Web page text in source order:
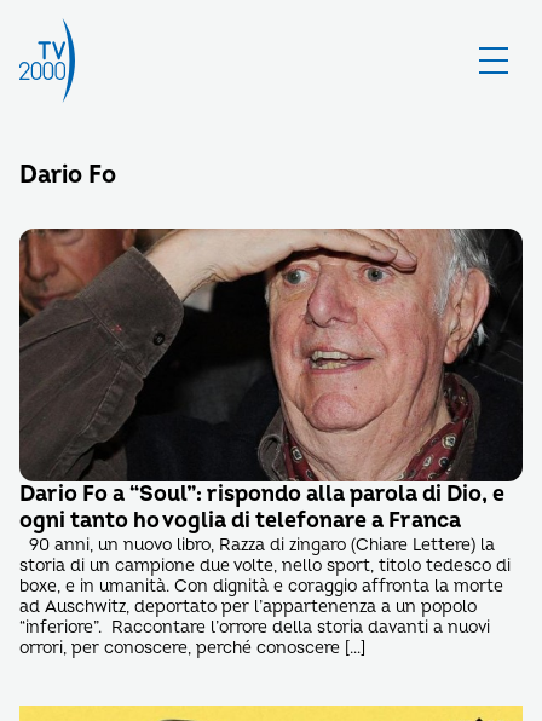
Dario Fo
Dario Fo a “Soul”: rispondo alla parola di Dio, e
ogni tanto ho voglia di telefonare a Franca
90 anni, un nuovo libro, Razza di zingaro (Chiare Lettere) la
storia di un campione due volte, nello sport, titolo tedesco di
boxe, e in umanità. Con dignità e coraggio affronta la morte
ad Auschwitz, deportato per l’appartenenza a un popolo
“inferiore”. Raccontare l’orrore della storia davanti a nuovi
orrori, per conoscere, perché conoscere […]